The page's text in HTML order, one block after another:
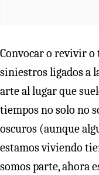
Convocar o revivir
siniestros ligados a
arte al lugar que
tiempos no solo no
oscuros (aunque
estamos viviendo
somos parte, ahora